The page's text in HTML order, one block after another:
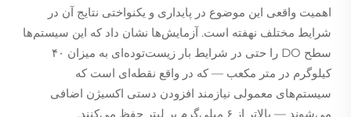
اهمیت واقعی این موضوع در پایداری و یکنواختی نتایج آن در
شرایط مختلف نهفته است. آزمایش‌ها نشان داد که این سیستم‌ها
سطح DO را حتی در شرایط بار زیست‌توده‌ای به میزان ۴۰
کیلوگرم در متر مکعب — که در واقع نقطه‌ای است که
سیستم‌های معمولی نیازمند افزودن دستی اکسیژن اضافی
می‌شوند — بالاتر از ۶ میلی‌گرم بر لیتر حفظ می‌کنند.